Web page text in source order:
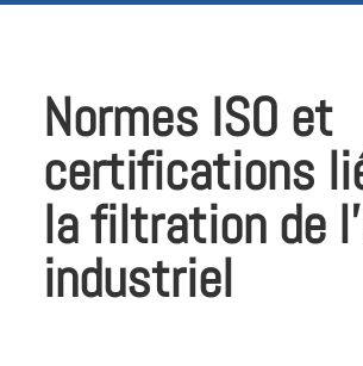
Normes ISO et
certifications
la filtration de
industriel